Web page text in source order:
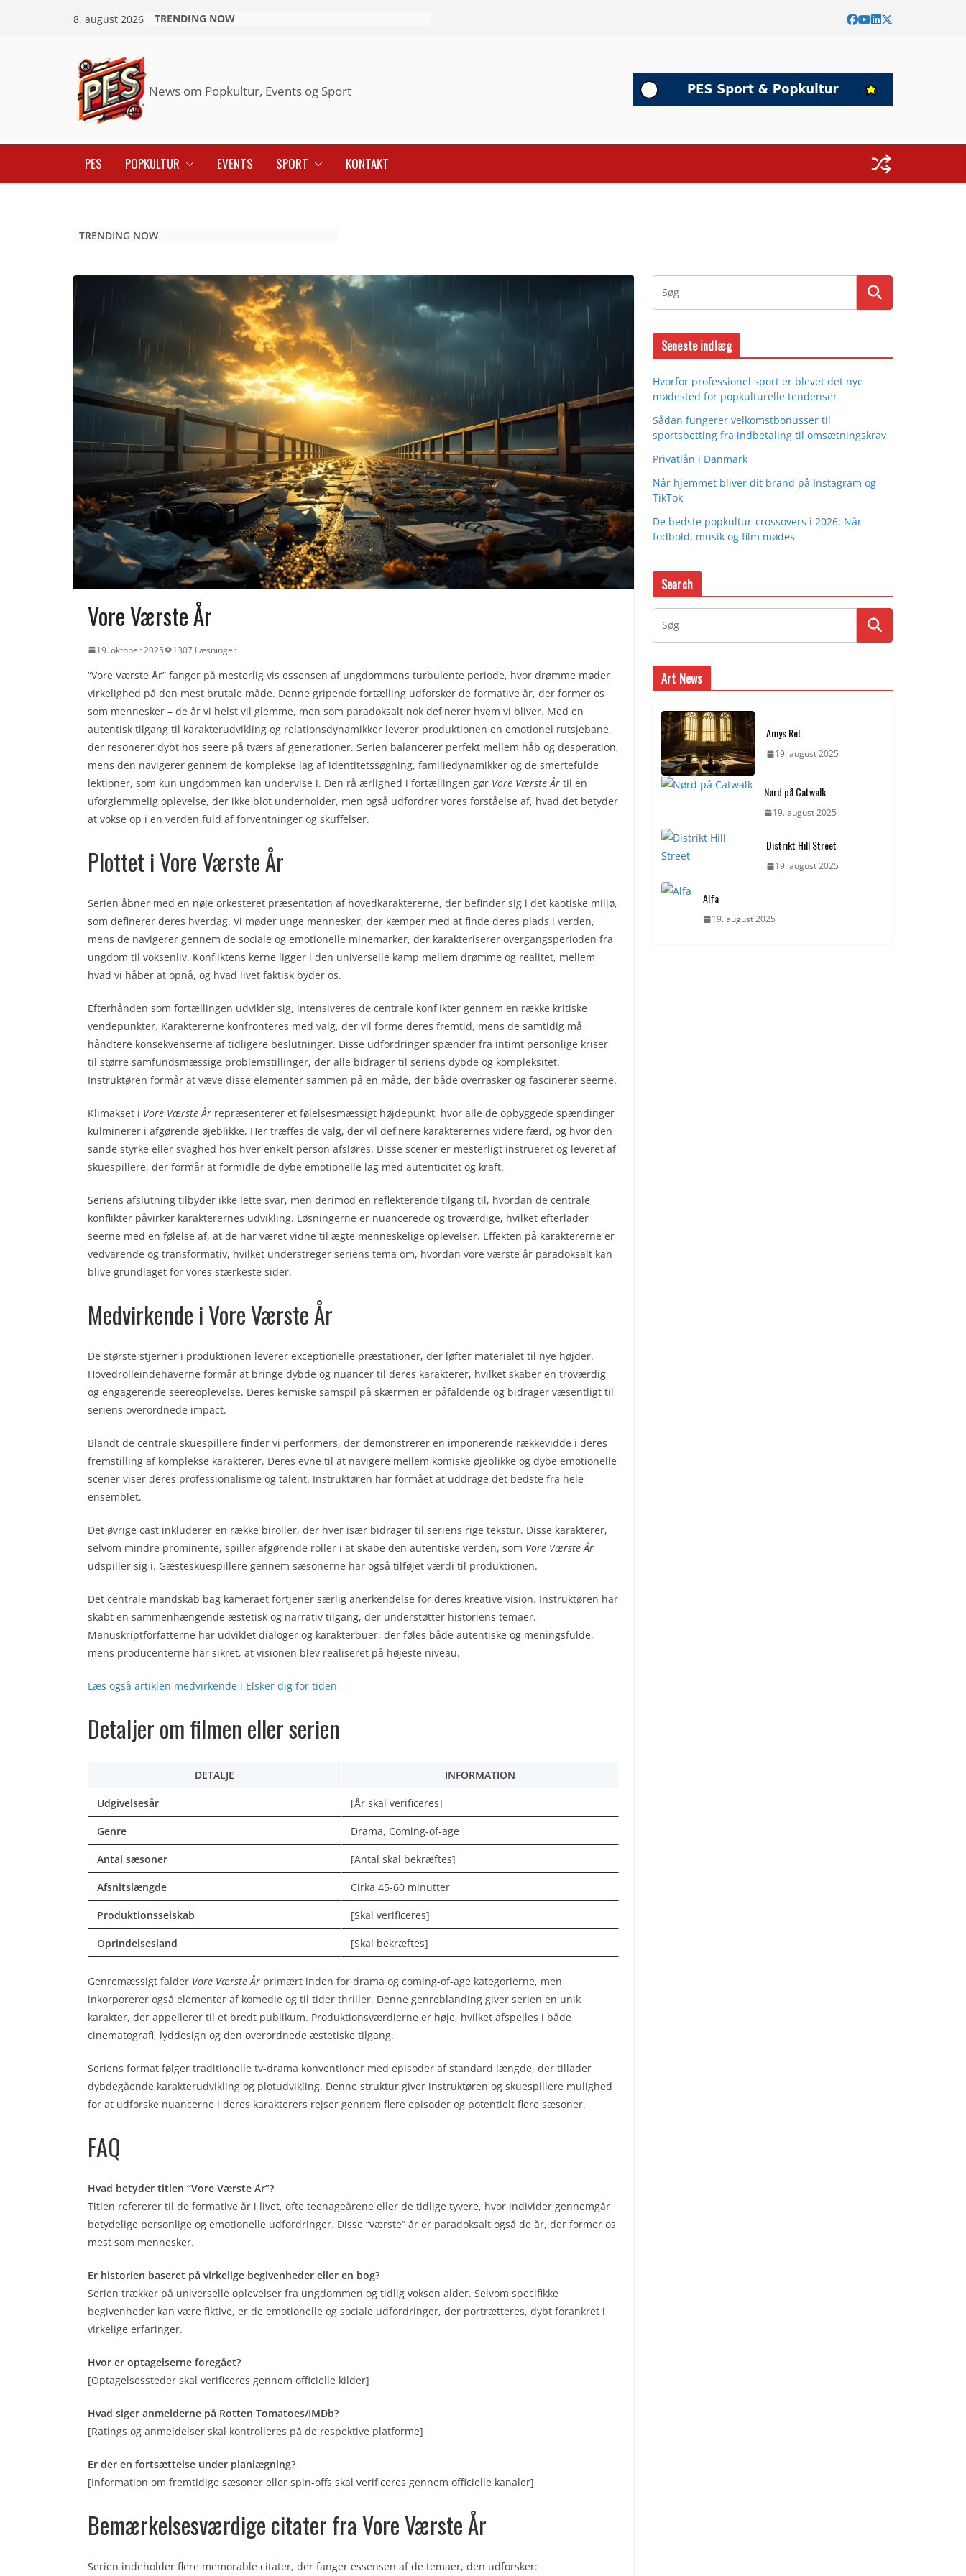
8. august 2026 TRENDING NOW
News om Popkultur, Events og Sport
PES POPKULTUR EVENTS SPORT KONTAKT
TRENDING NOW
Vore Værste År
19. oktober 2025 1307 Læsninger
“Vore Værste År” fanger på mesterlig vis essensen af ungdommens turbulente periode, hvor drømme møder
virkelighed på den mest brutale måde. Denne gripende fortælling udforsker de formative år, der former os
som mennesker – de år vi helst vil glemme, men som paradoksalt nok definerer hvem vi bliver. Med en
autentisk tilgang til karakterudvikling og relationsdynamikker leverer produktionen en emotionel rutsjebane,
der resonerer dybt hos seere på tværs af generationer. Serien balancerer perfekt mellem håb og desperation,
mens den navigerer gennem de komplekse lag af identitetssøgning, familiedynamikker og de smertefulde
lektioner, som kun ungdommen kan undervise i. Den rå ærlighed i fortællingen gør Vore Værste År til en
uforglemmelig oplevelse, der ikke blot underholder, men også udfordrer vores forståelse af, hvad det betyder
at vokse op i en verden fuld af forventninger og skuffelser.
Plottet i Vore Værste År
Serien åbner med en nøje orkesteret præsentation af hovedkaraktererne, der befinder sig i det kaotiske miljø,
som definerer deres hverdag. Vi møder unge mennesker, der kæmper med at finde deres plads i verden,
mens de navigerer gennem de sociale og emotionelle minemarker, der karakteriserer overgangsperioden fra
ungdom til voksenliv. Konfliktens kerne ligger i den universelle kamp mellem drømme og realitet, mellem
hvad vi håber at opnå, og hvad livet faktisk byder os.
Efterhånden som fortællingen udvikler sig, intensiveres de centrale konflikter gennem en række kritiske
vendepunkter. Karaktererne konfronteres med valg, der vil forme deres fremtid, mens de samtidig må
håndtere konsekvenserne af tidligere beslutninger. Disse udfordringer spænder fra intimt personlige kriser
til større samfundsmæssige problemstillinger, der alle bidrager til seriens dybde og kompleksitet.
Instruktøren formår at væve disse elementer sammen på en måde, der både overrasker og fascinerer seerne.
Klimakset i Vore Værste År repræsenterer et følelsesmæssigt højdepunkt, hvor alle de opbyggede spændinger
kulminerer i afgørende øjeblikke. Her træffes de valg, der vil definere karakterernes videre færd, og hvor den
sande styrke eller svaghed hos hver enkelt person afsløres. Disse scener er mesterligt instrueret og leveret af
skuespillere, der formår at formidle de dybe emotionelle lag med autenticitet og kraft.
Seriens afslutning tilbyder ikke lette svar, men derimod en reflekterende tilgang til, hvordan de centrale
konflikter påvirker karakterernes udvikling. Løsningerne er nuancerede og troværdige, hvilket efterlader
seerne med en følelse af, at de har været vidne til ægte menneskelige oplevelser. Effekten på karaktererne er
vedvarende og transformativ, hvilket understreger seriens tema om, hvordan vore værste år paradoksalt kan
blive grundlaget for vores stærkeste sider.
Medvirkende i Vore Værste År
De største stjerner i produktionen leverer exceptionelle præstationer, der løfter materialet til nye højder.
Hovedrolleindehaverne formår at bringe dybde og nuancer til deres karakterer, hvilket skaber en troværdig
og engagerende seereoplevelse. Deres kemiske samspil på skærmen er påfaldende og bidrager væsentligt til
seriens overordnede impact.
Blandt de centrale skuespillere finder vi performers, der demonstrerer en imponerende rækkevidde i deres
fremstilling af komplekse karakterer. Deres evne til at navigere mellem komiske øjeblikke og dybe emotionelle
scener viser deres professionalisme og talent. Instruktøren har formået at uddrage det bedste fra hele
ensemblet.
Det øvrige cast inkluderer en række biroller, der hver især bidrager til seriens rige tekstur. Disse karakterer,
selvom mindre prominente, spiller afgørende roller i at skabe den autentiske verden, som Vore Værste År
udspiller sig i. Gæsteskuespillere gennem sæsonerne har også tilføjet værdi til produktionen.
Det centrale mandskab bag kameraet fortjener særlig anerkendelse for deres kreative vision. Instruktøren har
skabt en sammenhængende æstetisk og narrativ tilgang, der understøtter historiens temaer.
Manuskriptforfatterne har udviklet dialoger og karakterbuer, der føles både autentiske og meningsfulde,
mens producenterne har sikret, at visionen blev realiseret på højeste niveau.
Læs også artiklen medvirkende i Elsker dig for tiden
Detaljer om filmen eller serien
DETALJE INFORMATION
Udgivelsesår [År skal verificeres]
Genre Drama, Coming-of-age
Antal sæsoner [Antal skal bekræftes]
Afsnitslængde Cirka 45-60 minutter
Produktionsselskab [Skal verificeres]
Oprindelsesland [Skal bekræftes]
Genremæssigt falder Vore Værste År primært inden for drama og coming-of-age kategorierne, men
inkorporerer også elementer af komedie og til tider thriller. Denne genreblanding giver serien en unik
karakter, der appellerer til et bredt publikum. Produktionsværdierne er høje, hvilket afspejles i både
cinematografi, lyddesign og den overordnede æstetiske tilgang.
Seriens format følger traditionelle tv-drama konventioner med episoder af standard længde, der tillader
dybdegående karakterudvikling og plotudvikling. Denne struktur giver instruktøren og skuespillere mulighed
for at udforske nuancerne i deres karakterers rejser gennem flere episoder og potentielt flere sæsoner.
FAQ
Hvad betyder titlen “Vore Værste År”?
Titlen refererer til de formative år i livet, ofte teenageårene eller de tidlige tyvere, hvor individer gennemgår
betydelige personlige og emotionelle udfordringer. Disse “værste” år er paradoksalt også de år, der former os
mest som mennesker.
Er historien baseret på virkelige begivenheder eller en bog?
Serien trækker på universelle oplevelser fra ungdommen og tidlig voksen alder. Selvom specifikke
begivenheder kan være fiktive, er de emotionelle og sociale udfordringer, der portrætteres, dybt forankret i
virkelige erfaringer.
Hvor er optagelserne foregået?
[Optagelsessteder skal verificeres gennem officielle kilder]
Hvad siger anmelderne på Rotten Tomatoes/IMDb?
[Ratings og anmeldelser skal kontrolleres på de respektive platforme]
Er der en fortsættelse under planlægning?
[Information om fremtidige sæsoner eller spin-offs skal verificeres gennem officielle kanaler]
Bemærkelsesværdige citater fra Vore Værste År
Serien indeholder flere memorable citater, der fanger essensen af de temaer, den udforsker:
Seneste indlæg
Hvorfor professionel sport er blevet det nye
mødested for popkulturelle tendenser
Sådan fungerer velkomstbonusser til
sportsbetting fra indbetaling til omsætningskrav
Privatlån i Danmark
Når hjemmet bliver dit brand på Instagram og
TikTok
De bedste popkultur-crossovers i 2026: Når
fodbold, musik og film mødes
Search
Art News
Amys Ret
19. august 2025
Nørd på Catwalk
19. august 2025
Distrikt Hill Street
19. august 2025
Alfa
19. august 2025